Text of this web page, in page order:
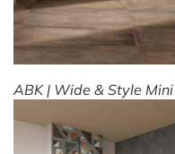
ABK | Wide & Style